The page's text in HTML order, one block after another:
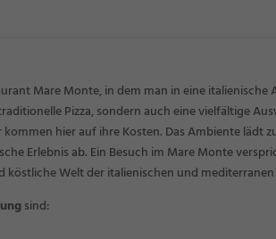
Mare Monte, in dem man in eine italienische
Pizza, sondern auch eine vielfältige
hier auf ihre Kosten. Das Ambiente lädt
Erlebnis ab. Ein Besuch im Mare Monte
Welt der italienischen und mediterranen
sind: